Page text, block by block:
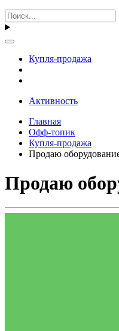
Купля-продажа
Активность
Главная
Офф-топик
Купля-продажа
Продаю
Продаю